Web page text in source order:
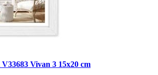
Vivan 3 15x20 cm